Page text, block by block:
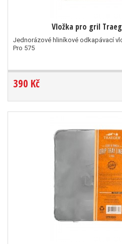
Vložka pro gril
Jednorázové hliníkové odkapávací
Pro 575
390 Kč